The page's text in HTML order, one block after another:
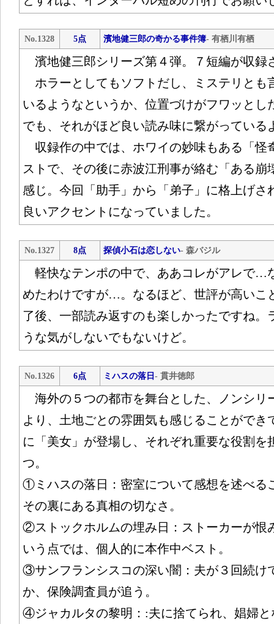
No.1328 5点 濱地健三郎の奇かる事件簿- 有栖川有栖
濱地健三郎シリーズ第４弾。７短編が収録
ホラーとしてもソフトだし、ミステリとも
いるようなというか、位置づけがフワッとし
でも、それがほど良い読み味に繋がっている
収録作の中では、ホワイの妙味もある「怪
ストで、その後に赤波江刑事が絡む「ある崩
感じ。今回「助手」から「弟子」に格上げさ
良いアクセントになっていました。
No.1327 8点 探偵小石は恋しない- 森バジル
軽快なテンポの中で、ああコレがアレで…
めたわけですが…。なるほど、世評が高いこ
了後、一部読み返すのも楽しかったですね。
うな気がしないでもないけど。
No.1326 6点 ミハスの落日 - 貫井徳郎
海外の５つの都市を舞台とした、ノンシリ
より、土地ごとの雰囲気も感じることができ
に「美女」が登場し、それぞれ重要な役割を
つ。
①ミハスの落日：密室について感想を述べる
その裏にある真相の切なさ。
②ストックホルムの埋み日：ストーカーが
いう点では、個人的に本作中ベスト。
③サンフランシスコの深い闇：夫が３回続け
か、保険調査員が追う。
④ジャカルタの黎明：:夫に捨てられ、娼婦